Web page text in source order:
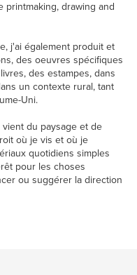
printmaking, drawing and
j'ai également produit et
des oeuvres spécifiques
des estampes, dans
un contexte rural, tant
Uni.
du paysage et de
où je vis et où je
quotidiens simples
pour les choses
ou suggérer la direction